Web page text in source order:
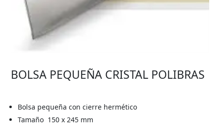
BOLSA PEQUEÑA CRISTAL POLIBRAS
Bolsa pequeña con cierre hermético
Tamaño 150 x 245 mm